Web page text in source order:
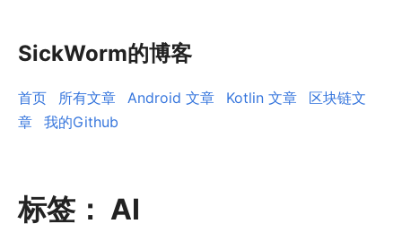
SickWorm的博客
首页 所有文章 Android 文章 Kotlin 文章
区块链文
章
我的Github
标签： AI